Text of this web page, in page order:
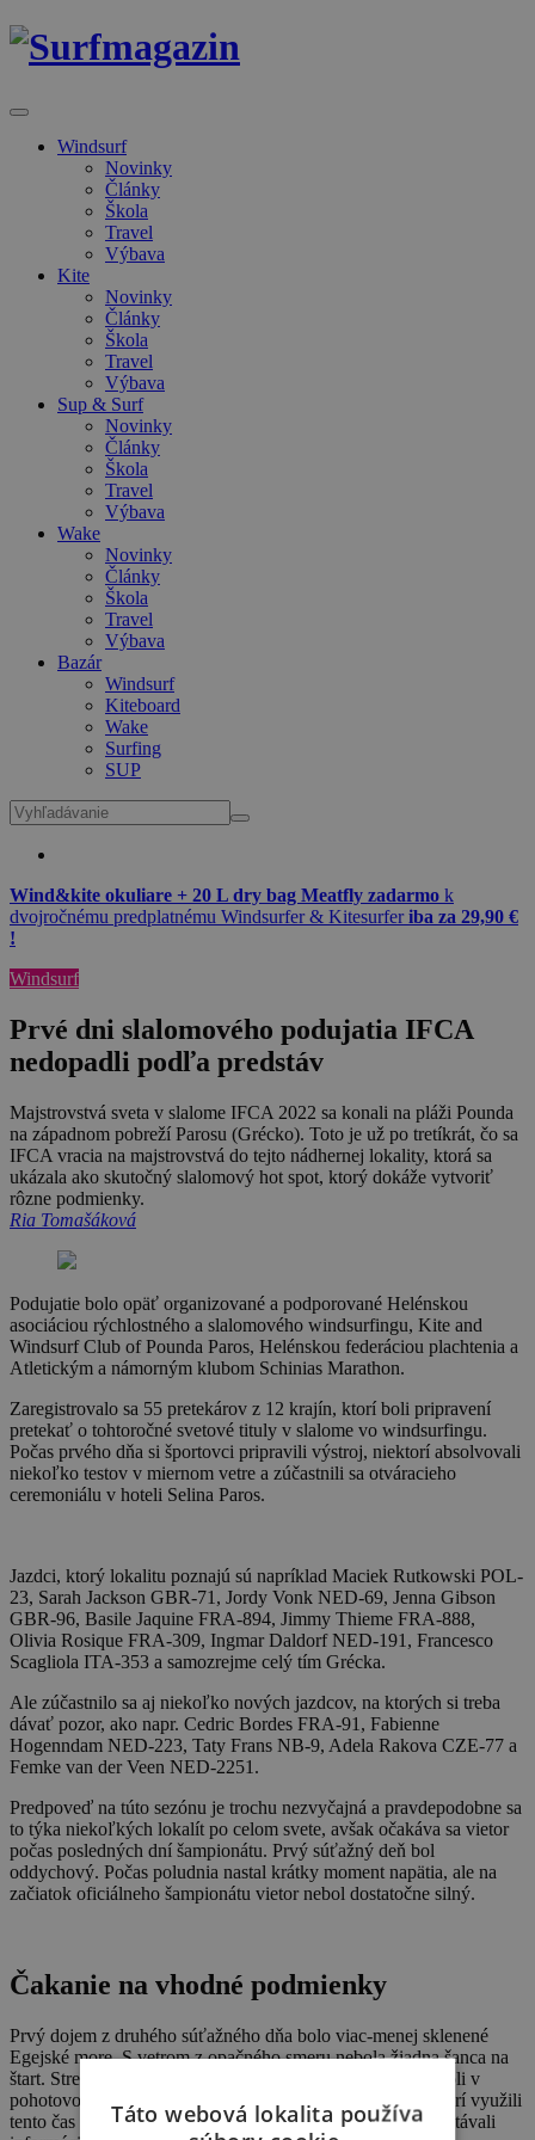
Windsurf
Novinky
Články
Škola
Travel
Výbava
Kite
Novinky
Články
Škola
Travel
Výbava
Sup & Surf
Novinky
Články
Škola
Travel
Výbava
Wake
Novinky
Články
Škola
Travel
Výbava
Bazár
Windsurf
Kiteboard
Wake
Surfing
SUP
Wind&kite okuliare + 20 L dry bag Meatfly zadarmo k
dvojročnému predplatnému Windsurfer & Kitesurferiba za 29,90 €
!
Windsurf
Prvé dni slalomového podujatia IFCA
nedopadli podľa predstáv
Majstrovstvá sveta v slalome IFCA 2022 sa konali na pláži Pounda
na západnom pobreží Parosu (Grécko). Toto je už po tretíkrát, čo sa
IFCA vracia na majstrovstvá do tejto nádhernej lokality, ktorá sa
ukázala ako skutočný slalomový hot spot, ktorý dokáže vytvoriť
rôzne podmienky.
Ria Tomašáková
Podujatie bolo opäť organizované a podporované Helénskou
asociáciou rýchlostného a slalomového windsurfingu, Kite and
Windsurf Club of Pounda Paros, Helénskou federáciou plachtenia a
Atletickým a námorným klubom Schinias Marathon.
Zaregistrovalo sa 55 pretekárov z 12 krajín, ktorí boli pripravení
pretekať o tohtoročné svetové tituly v slalome vo windsurfingu.
Počas prvého dňa si športovci pripravili výstroj, niektorí absolvovali
niekoľko testov v miernom vetre a zúčastnili sa otváracieho
ceremoniálu v hoteli Selina Paros.
Jazdci, ktorý lokalitu poznajú sú napríklad Maciek Rutkowski POL-
23, Sarah Jackson GBR-71, Jordy Vonk NED-69, Jenna Gibson
GBR-96, Basile Jaquine FRA-894, Jimmy Thieme FRA-888,
Olivia Rosique FRA-309, Ingmar Daldorf NED-191, Francesco
Scagliola ITA-353 a samozrejme celý tím Grécka.
Ale zúčastnilo sa aj niekoľko nových jazdcov, na ktorých si treba
dávať pozor, ako napr. Cedric Bordes FRA-91, Fabienne
Hogenndam NED-223, Taty Frans NB-9, Adela Rakova CZE-77 a
Femke van der Veen NED-2251.
Predpoveď na túto sezónu je trochu nezvyčajná a pravdepodobne sa
to týka niekoľkých lokalít po celom svete, avšak očakáva sa vietor
počas posledných dní šampionátu. Prvý súťažný deň bol
oddychový. Počas poludnia nastal krátky moment napätia, ale na
začiatok oficiálneho šampionátu vietor nebol dostatočne silný.
Čakanie na vhodné podmienky
Prvý dojem z druhého súťažného dňa bolo viac-menej sklenené
Egejské more. S vetrom z opačného smeru nebola žiadna šanca na
štart. Stretnutie súťažiacich sa konalo o 11:00. Športovci boli v
pohotovostnom režime až do neskorého popoludnia, niektorí využili
tento čas na oddych alebo na prieskum ostrova. Pričom dostávali
Táto webová lokalita používa